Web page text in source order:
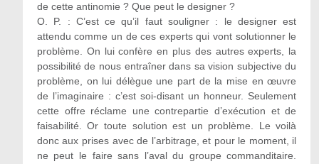
de cette antinomie ? Que peut le designer ?
O. P. : C’est ce qu’il faut souligner : le designer est
attendu comme un de ces experts qui vont solutionner le
problème. On lui confère en plus des autres experts, la
possibilité de nous entraîner dans sa vision subjective du
problème, on lui délègue une part de la mise en œuvre
de l’imaginaire : c’est soi-disant un honneur. Seulement
cette offre réclame une contrepartie d’exécution et de
faisabilité. Or toute solution est un problème. Le voilà
donc aux prises avec de l’arbitrage, et pour le moment, il
ne peut le faire sans l’aval du groupe commanditaire.